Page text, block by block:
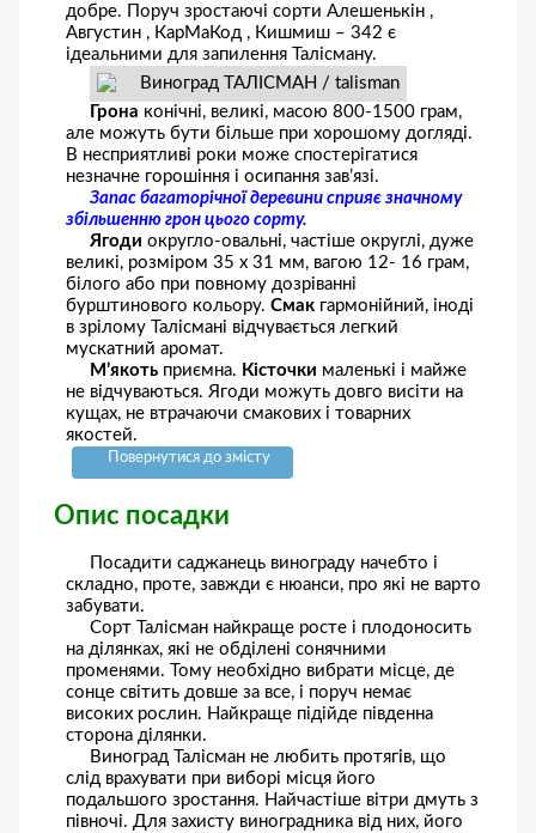
добре. Поруч зростаючі сорти Алешенькін ,
Августин , КарМаКод , Кишмиш – 342 є
ідеальними для запилення Талісману.
Грона конічні, великі, масою 800-1500 грам,
але можуть бути більше при хорошому догляді.
В несприятливі роки може спостерігатися
незначне горошіння і осипання зав’язі.
Запас багаторічної деревини сприяє значному
збільшенню грон цього сорту.
Ягоди округло-овальні, частіше округлі, дуже
великі, розміром 35 x 31 мм, вагою 12- 16 грам,
білого або при повному дозріванні
бурштинового кольору.Смак гармонійний, іноді
в зрілому Талісмані відчувається легкий
мускатний аромат.
М’якоть приємна. Кісточки маленькі і майже
не відчуваються. Ягоди можуть довго висіти на
кущах, не втрачаючи смакових і товарних
якостей.
Повернутися до змісту
Опис посадки
Посадити саджанець винограду начебто і
складно, проте, завжди є нюанси, про які не варто
забувати.
Сорт Талісман найкраще росте і плодоносить
на ділянках, які не обділені сонячними
променями. Тому необхідно вибрати місце, де
сонце світить довше за все, і поруч немає
високих рослин. Найкраще підійде південна
сторона ділянки.
Виноград Талісман не любить протягів, що
слід врахувати при виборі місця його
подальшого зростання. Найчастіше вітри дмуть з
півночі. Для захисту виноградника від них, його